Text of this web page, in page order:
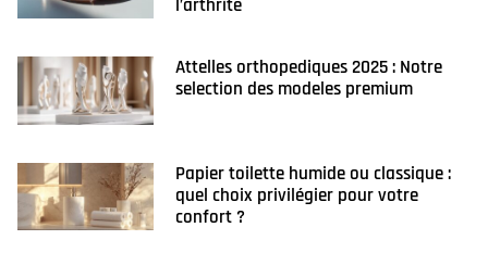
l’arthrite
Attelles orthopediques 2025 : Notre
selection des modeles premium
Papier toilette humide ou classique :
quel choix privilégier pour votre
confort ?